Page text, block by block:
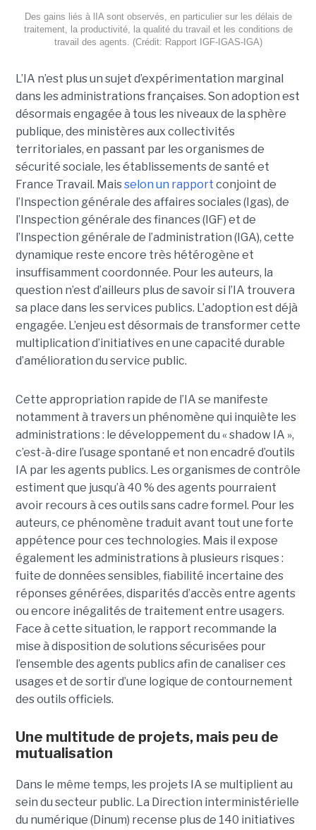
Des gains liés à lIA sont observés, en particulier sur les délais de
traitement, la productivité, la qualité du travail et les conditions de
travail des agents. (Crédit: Rapport IGF-IGAS-IGA)
L’IA n’est plus un sujet d’expérimentation marginal
dans les administrations françaises. Son adoption est
désormais engagée à tous les niveaux de la sphère
publique, des ministères aux collectivités
territoriales, en passant par les organismes de
sécurité sociale, les établissements de santé et
France Travail. Maisselon un rapport conjoint de
l’Inspection générale des affaires sociales (Igas), de
l’Inspection générale des finances (IGF) et de
l’Inspection générale de l’administration (IGA), cette
dynamique reste encore très hétérogène et
insuffisamment coordonnée. Pour les auteurs, la
question n’est d’ailleurs plus de savoir si l’IA trouvera
sa place dans les services publics. L’adoption est déjà
engagée. L’enjeu est désormais de transformer cette
multiplication d’initiatives en une capacité durable
d’amélioration du service public.
Cette appropriation rapide de l’IA se manifeste
notamment à travers un phénomène qui inquiète les
administrations : le développement du « shadow IA »,
c’est-à-dire l’usage spontané et non encadré d’outils
IA par les agents publics. Les organismes de contrôle
estiment que jusqu’à 40 % des agents pourraient
avoir recours à ces outils sans cadre formel. Pour les
auteurs, ce phénomène traduit avant tout une forte
appétence pour ces technologies. Mais il expose
également les administrations à plusieurs risques :
fuite de données sensibles, fiabilité incertaine des
réponses générées, disparités d’accès entre agents
ou encore inégalités de traitement entre usagers.
Face à cette situation, le rapport recommande la
mise à disposition de solutions sécurisées pour
l’ensemble des agents publics afin de canaliser ces
usages et de sortir d’une logique de contournement
des outils officiels.
Une multitude de projets, mais peu de
mutualisation
Dans le même temps, les projets IA se multiplient au
sein du secteur public. La Direction interministérielle
du numérique (Dinum) recense plus de 140 initiatives